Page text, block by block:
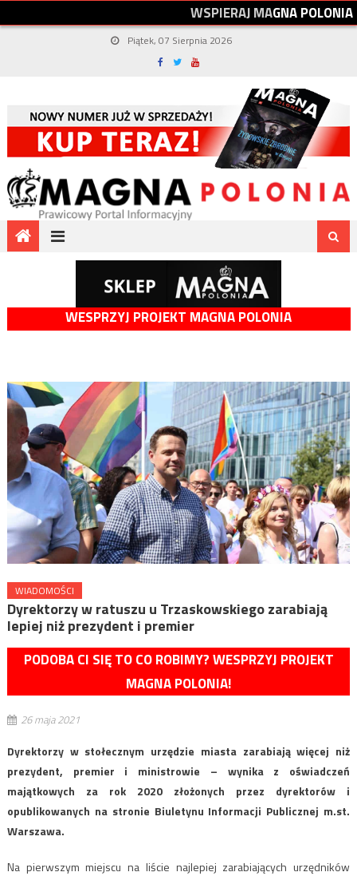
WSPIERAJMAGNAPOLONIA
Piątek, 07 Sierpnia 2026
WESPRZYJ PROJEKT MAGNA POLONIA
WIADOMOŚCI
Dyrektorzy w ratuszu u Trzaskowskiego zarabiają
lepiej niż prezydent i premier
PODOBA CI SIĘ TO CO ROBIMY? WESPRZYJ PROJEKT
MAGNA POLONIA!
26 maja 2021
Dyrektorzy w stołecznym urzędzie miasta zarabiają więcej niż
prezydent, premier i ministrowie – wynika z oświadczeń
majątkowych za rok 2020 złożonych przez dyrektorów i
opublikowanych na stronie Biuletynu Informacji Publicznej m.st.
Warszawa.
Na pierwszym miejscu na liście najlepiej zarabiających urzędników